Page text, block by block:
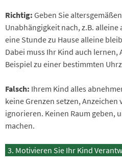
Richtig: Geben Sie
Unabhängigkeit nach, z.B.
eine Stunde zu Hause alleine
Dabei muss Ihr Kind auch
Beispiel zu einer bestimmten
Falsch: Ihrem Kind alles
keine Grenzen setzen,
ignorieren. Keinen Raum geben,
machen.
Motivieren Sie Ihr Kind